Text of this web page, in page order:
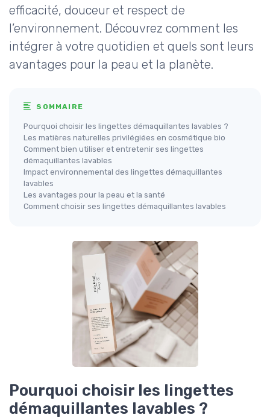
efficacité, douceur et respect de
l’environnement. Découvrez comment les
intégrer à votre quotidien et quels sont leurs
avantages pour la peau et la planète.
SOMMAIRE
Pourquoi choisir les lingettes démaquillantes lavables ?
Les matières naturelles privilégiées en cosmétique bio
Comment bien utiliser et entretenir ses lingettes
démaquillantes lavables
Impact environnemental des lingettes démaquillantes
lavables
Les avantages pour la peau et la santé
Comment choisir ses lingettes démaquillantes lavables
Pourquoi choisir les lingettes
démaquillantes lavables ?